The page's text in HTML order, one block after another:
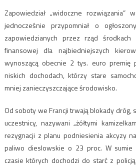
Zapowiedział „widoczne rozwiązania”
jednocześnie przypomniał o
zapowiedzianych przez rząd
finansowej dla najbiedniejszych
wynoszącą obecnie 2 tys. euro premię
niskich dochodach, którzy stare
mniej zanieczyszczające środowisko.
Od soboty we Francji trwają blokady dróg,
uczestnicy, nazywani „żółtymi
rezygnacji z planu podniesienia akcyzy
paliwo dieslowskie o 23 proc. W
czasie których dochodzi do starć z